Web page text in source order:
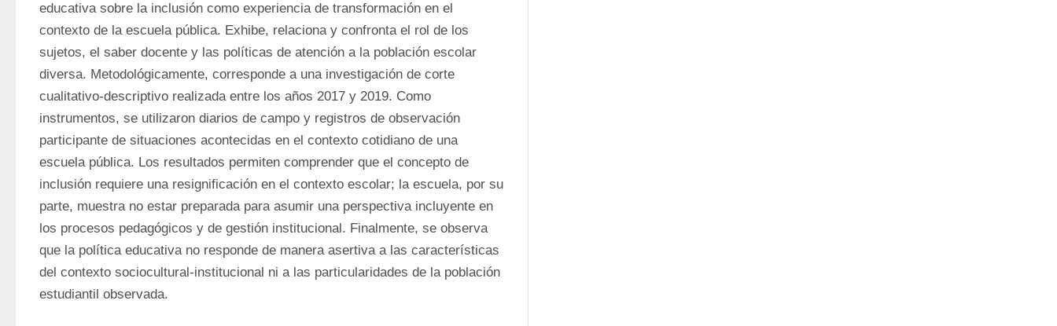
educativa sobre la inclusión como experiencia de transformación en el
contexto de la escuela pública. Exhibe, relaciona y confronta el rol de los
sujetos, el saber docente y las políticas de atención a la población escolar
diversa. Metodológicamente, corresponde a una investigación de corte
cualitativo-descriptivo realizada entre los años 2017 y 2019. Como
instrumentos, se utilizaron diarios de campo y registros de observación
participante de situaciones acontecidas en el contexto cotidiano de una
escuela pública. Los resultados permiten comprender que el concepto de
inclusión requiere una resignificación en el contexto escolar; la escuela, por su
parte, muestra no estar preparada para asumir una perspectiva incluyente en
los procesos pedagógicos y de gestión institucional. Finalmente, se observa
que la política educativa no responde de manera asertiva a las características
del contexto sociocultural-institucional ni a las particularidades de la población
estudiantil observada.